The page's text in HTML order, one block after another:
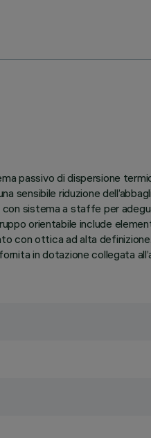
passivo di dispersione
sensibile riduzione
sistema a staffe per
orientabile include
con ottica ad alta
in dotazione collegata